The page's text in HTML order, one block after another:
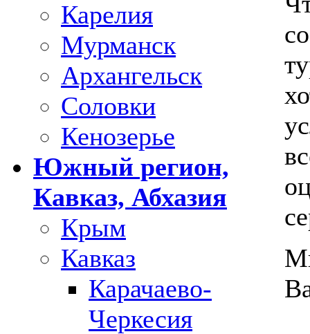
Карелия
Мурманск
Архангельск
Соловки
Кенозерье
Южный регион,
Кавказ, Абхазия
Крым
Кавказ
Карачаево-
Черкесия